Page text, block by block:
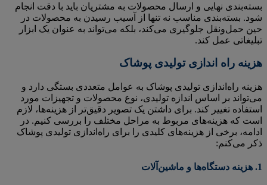
بسته‌بندی نهایی و ارسال محصولات به مشتریان باید با دقت انجام
شود. بسته‌بندی مناسب نه تنها از آسیب رسیدن به محصولات در
حین حمل‌ونقل جلوگیری می‌کند، بلکه می‌تواند به عنوان یک ابزار
تبلیغاتی عمل کند.
هزینه راه اندازی تولیدی پوشاک
هزینه راه‌اندازی تولیدی پوشاک به عوامل متعددی بستگی دارد و
می‌تواند بر اساس اندازه تولیدی، نوع محصولات و تجهیزات مورد
استفاده تغییر کند. برای داشتن یک تصویر دقیق‌تر از هزینه‌ها، لازم
است که هزینه‌های مربوط به مراحل مختلف را بررسی کنیم. در
ادامه، برخی از هزینه‌های کلیدی را برای راه‌اندازی تولیدی پوشاک
ذکر می‌کنم:
1. هزینه دستگاه‌ها و ماشین‌آلات